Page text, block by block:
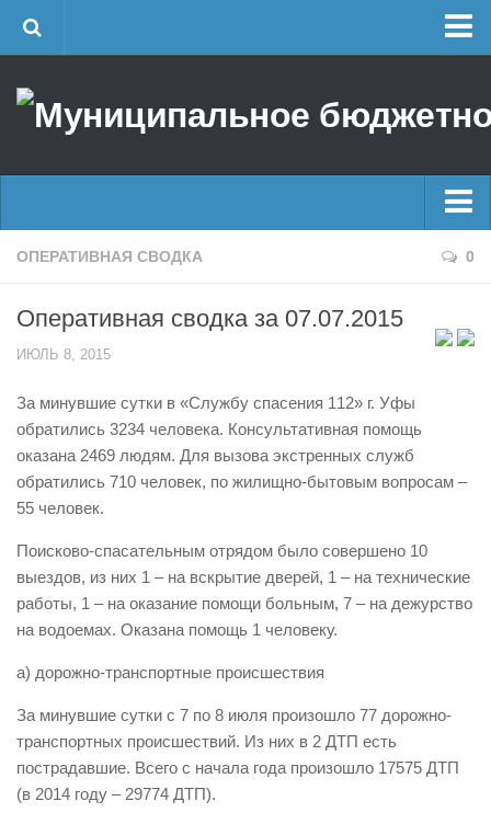
Об учреждении
Районные УГЗ
Поисково-спасательный отряд г. Уфы
Центр размещения пострадавших
Отчеты о реализации муниципальных программ
История
Виды деятельности
Обслуживание опасных производственных объектов
УГЗ рекомендует
Памятки населению
Как стать спасателем
Уголок гражданской обороны
Пресс-центр
Главные новости
Оперативная сводка
Половодье
Купальный сезон
ОПЕРАТИВНАЯ СВОДКА 0
Оперативная сводка за 07.07.2015
ИЮЛЬ 8, 2015
За минувшие сутки в «Службу спасения 112» г. Уфы
обратились 3234 человека. Консультативная помощь
оказана 2469 людям. Для вызова экстренных служб
обратились 710 человек, по жилищно-бытовым вопросам –
55 человек.
Поисково-спасательным отрядом было совершено 10
выездов, из них 1 – на вскрытие дверей, 1 – на технические
работы, 1 – на оказание помощи больным, 7 – на дежурство
на водоемах. Оказана помощь 1 человеку.
а) дорожно-транспортные происшествия
За минувшие сутки с 7 по 8 июля произошло 77 дорожно-
транспортных происшествий. Из них в 2 ДТП есть
пострадавшие. Всего с начала года произошло 17575 ДТП
(в 2014 году – 29774 ДТП).